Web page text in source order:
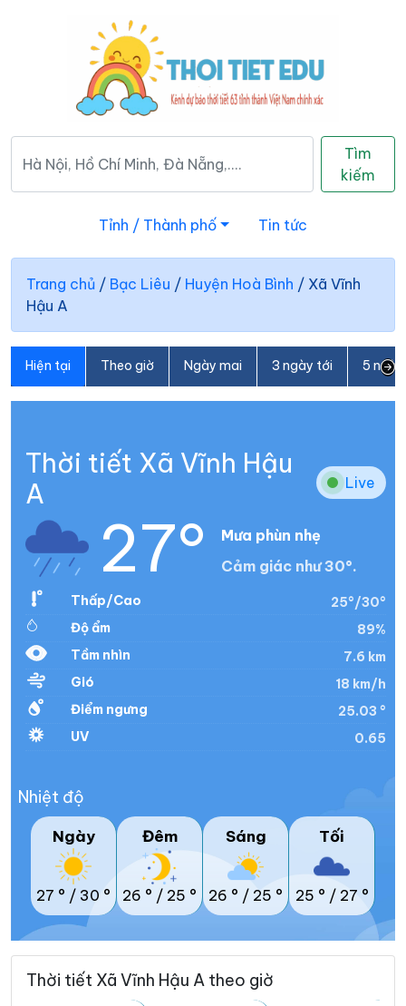
Tìm
kiếm
Tỉnh / Thành phố Tin tức
Trang chủ / Bạc Liêu / Huyện Hoà Bình / Xã Vĩnh
Hậu A
Hiện tại Theo giờ Ngày mai 3 ngày tới 5
Thời tiết Xã Vĩnh Hậu
A
Live
27°
Mưa phùn nhẹ
Cảm giác như 30°.
Thấp/Cao
25°/30°
Độ ẩm
89%
Tầm nhìn
7.6 km
Gió
18 km/h
Điểm ngưng
25.03 °
UV
0.65
Nhiệt độ
Ngày
27 ° / 30 °
Đêm
26 ° / 25 °
Sáng
26 ° / 25 °
Tối
25 ° / 27 °
Thời tiết Xã Vĩnh Hậu A theo giờ